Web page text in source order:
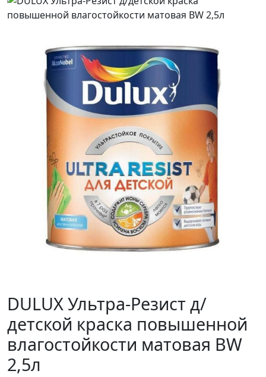
DULUX Ультра-Резист д/
детской краска повышенной
влагостойкости матовая BW
2,5л